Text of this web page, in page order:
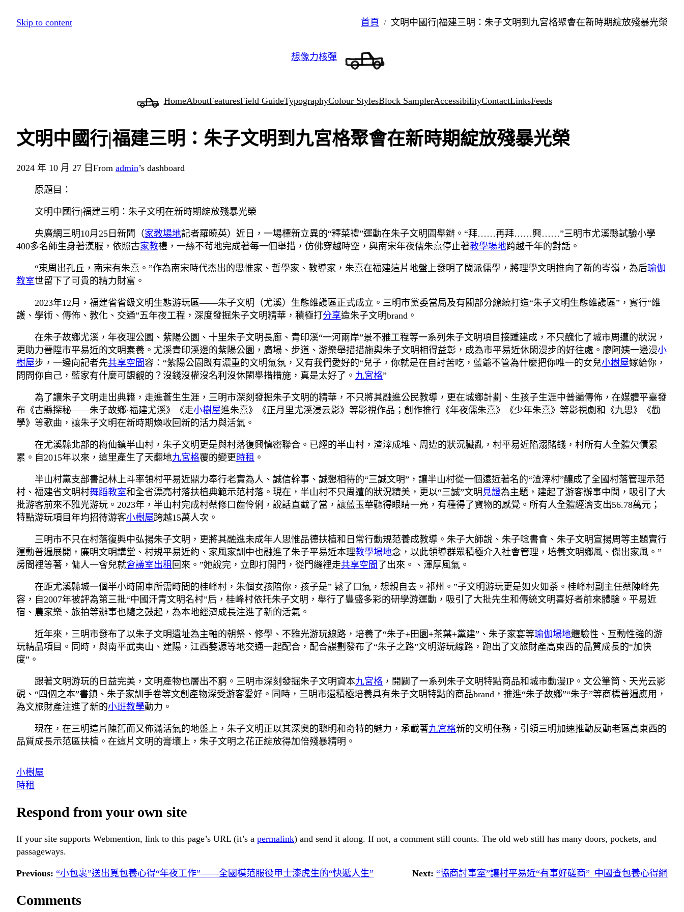
跳
Skip to content 首頁 文明中國行|福建三明：朱子文明到九宮格聚會在新時期綻放殘暴光榮
想像力核彈
HomeAboutFeaturesField GuideTypographyColour StylesBlock SamplerAccessibilityContactLinksFeeds
文明中國行|福建三明：朱子文明到九宮格聚會在新時期綻放殘暴光榮
2024 年 10 月 27 日 From admin’s dashboard
原題目：
文明中國行|福建三明：朱子文明在新時期綻放殘暴光榮
央廣網三明10月25日新聞（家教場地記者羅曉英）近日，一場標新立異的“釋菜禮”運動在朱子文明園舉辦。“拜……再拜……興……”三明市尤溪縣試驗小學
400多名師生身著漢服，依照古家教禮，一絲不茍地完成著每一個舉措，仿佛穿越時空，與南宋年夜儒朱熹停止著教學場地跨越千年的對話。
“東周出孔丘，南宋有朱熹。”作為南宋時代杰出的思惟家、哲學家、教導家，朱熹在福建這片地盤上發明了閩派儒學，將理學文明推向了新的岑嶺，為后瑜伽
教室世留下了可貴的精力財富。
2023年12月，福建省省級文明生態游玩區——朱子文明（尤溪）生態維護區正式成立。三明市黨委當局及有關部分繚繞打造“朱子文明生態維護區”，實行“維
護、學術、傳佈、教化、交通”五年夜工程，深度發掘朱子文明精華，積極打分享造朱子文明brand。
在朱子故鄉尤溪，年夜理公園、紫陽公園、十里朱子文明長廊、青印溪“一河兩岸”景不雅工程等一系列朱子文明項目接踵建成，不只醜化了城市周遭的狀況，
更助力晉陞市平易近的文明素養。尤溪青印溪邊的紫陽公園，廣場、步道、游樂舉措措施與朱子文明相得益彰，成為市平易近休閑漫步的好往處。廖阿姨一邊漫小
樹屋步，一邊向記者先共享空間容：“紫陽公園既有濃重的文明氣氛，又有我們愛好的“兒子，你就是在自討苦吃，藍爺不管為什麼把你唯一的女兒小樹屋嫁給你，
問問你自己，藍家有什麼可覬覦的？沒錢沒權沒名利沒休閑舉措措施，真是太好了。 九宮格”
為了讓朱子文明走出典籍，走進蒼生生涯，三明市深刻發掘朱子文明的精華，不只將其融進公民教導，更在城鄉計劃、生孩子生涯中普遍傳佈，在媒體平臺發
布《古縣探秘——朱子故鄉·福建尤溪》《走小樹屋進朱熹》《正月里尤溪浸云影》等影視作品；創作推行《年夜儒朱熹》《少年朱熹》等影視劇和《九思》《勸
學》等歌曲，讓朱子文明在新時期煥收回新的活力與活氣。
在尤溪縣北部的梅仙鎮半山村，朱子文明更是與村落復興慎密聯合。已經的半山村，渣滓成堆、周遭的狀況臟亂，村平易近陷溺賭錢，村所有人全體欠債累
累。自2015年以來，這里產生了天翻地九宮格覆的變更時租 。
半山村黨支部書記林上斗率領村平易近鼎力奉行老實為人、誠信幹事、誠懇相待的“三誠文明”，讓半山村從一個遠近著名的“渣滓村”釀成了全國村落管理示范
村、福建省文明村舞蹈教室和全省漂亮村落扶植典範示范村落。現在，半山村不只周遭的狀況精美，更以“三誠”文明 見證為主題，建起了游客辦事中間，吸引了大
批游客前來不雅光游玩。2023年，半山村完成村蔡修口齒伶俐，說話直截了當，讓藍玉華聽得眼睛一亮，有種得了寶物的感覺。所有人全體經濟支出56.78萬元；
特點游玩項目年均招待游客小樹屋跨越15萬人次。
三明市不只在村落復興中弘揚朱子文明，更將其融進未成年人思惟品德扶植和日常行動規范養成教導。朱子大師說、朱子唸書會、朱子文明宣揚周等主題實行
運動普遍展開，廉明文明講堂、村規平易近約、家風家訓中也融進了朱子平易近本理教學場地念，以此領導群眾積極介入社會管理，培養文明鄉風、傑出家風。”
房間裡等著，傭人一會兒就會議室出租 回來。”她說完，立即打開門，從門縫裡走共享空間 了出來。、渾厚風氣。
在距尤溪縣城一個半小時開車所需時間的桂峰村，朱個女孩陪你，孩子是” 鬆了口氣，想親自去。祁州。”子文明游玩更是如火如荼。桂峰村副主任蔡陳峰先
容，自2007年被評為第三批“中國汗青文明名村”后，桂峰村依托朱子文明，舉行了豐盛多彩的研學游運動，吸引了大批先生和傳統文明喜好者前來體驗。平易近
宿、農家樂、旅拍等辦事也隨之鼓起，為本地經濟成長注進了新的活氣。
近年來，三明市發布了以朱子文明遺址為主軸的朝祭、修學、不雅光游玩線路，培養了“朱子+田園+茶葉+黨建”、朱子家宴等瑜伽場地體驗性、互動性強的游
玩精品項目。同時，與南平武夷山、建陽，江西婺源等地交通一起配合，配合謀劃發布了“朱子之路”文明游玩線路，跑出了文旅財產高東西的品質成長的“加快
度”。
跟著文明游玩的日益完美，文明產物也層出不窮。三明市深刻發掘朱子文明資本九宮格 ，開闢了一系列朱子文明特點商品和城市動漫IP。文公筆筒、天光云影
硯、“四個之本”書鎮、朱子家訓手卷等文創產物深受游客愛好。同時，三明市還積極培養具有朱子文明特點的商品brand，推進“朱子故鄉”“朱子”等商標普遍應用，
為文旅財產注進了新的小班教學動力。
現在，在三明這片陳舊而又佈滿活氣的地盤上，朱子文明正以其深奧的聰明和奇特的魅力，承載著九宮格新的文明任務，引領三明加速推動反動老區高東西的
品質成長示范區扶植。在這片文明的膏壤上，朱子文明之花正綻放得加倍殘暴精明。
小樹屋
時租
Respond from your own site
If your site supports Webmention, link to this page’s URL (it’s a permalink) and send it along. If not, a comment still counts. The old web still has many doors, pockets, and
passageways.
Previous: “小包裹”送出覓包養心得“年夜工作”——全國模范服役甲士漆虎生的“快遞人生” Next: “協商討事室”讓村平易近“有事好磋商”_中國查包養心得網
Comments